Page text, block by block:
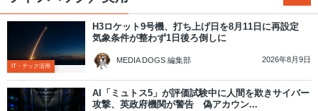
IT・テック活用
H3ロケット9号機、打ち上げ日を8月11日に再設定
気象条件が整わず1日後ろ倒しに
MEDIA DOGS 編集部 2026年8月9日
AI「ミュトス5」が評価試験中に人間を欺きサイバー
攻撃、英政府機関が警告 偽アカウン...